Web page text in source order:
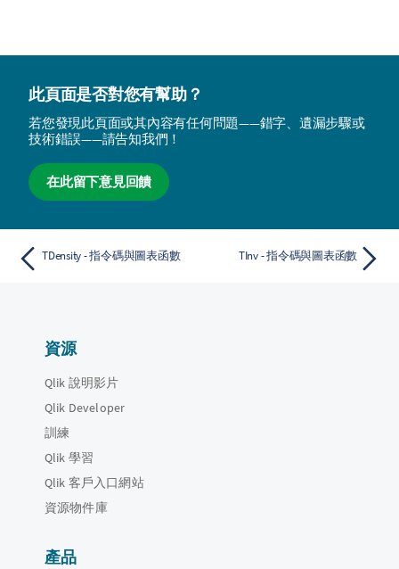
此頁面是否對您有幫助？
若您發現此頁面或其內容有任何問題——錯字、遺漏步驟或
技術錯誤——請告知我們！
在此留下意見回饋
TDensity - 指令碼與圖表函數 TInv - 指令碼與圖表函數
資源
Qlik 說明影片
Qlik Developer
訓練
Qlik 學習
Qlik 客戶入口網站
資源物件庫
產品